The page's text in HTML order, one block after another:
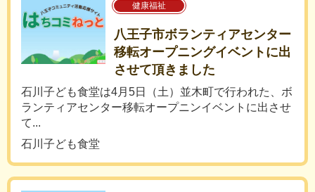
健康福祉
八王子市ボランティアセンター
移転オープニングイベントに出
させて頂きました
石川子ども食堂は4月5日（土）並木町で行われた、ボ
ランティアセンター移転オープニンイベントに出させ
て...
石川子ども食堂